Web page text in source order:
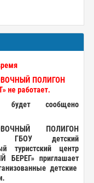
ПОЛИГОН
не работает.
будет сообщено
ПОЛИГОН
ГБОУ детский
туристский
центр
БЕРЕГ»приглашает
детские
.